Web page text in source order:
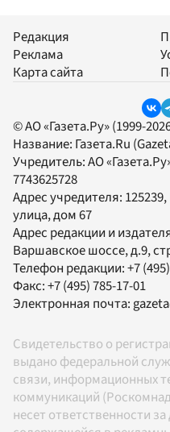
Редакция
Реклама
Карта сайта
© АО «Газета.Ру» (1999-
Название: Газета.Ru
Учредитель:АО
7743625728
Адрес учредителя:
улица, дом 67
Адрес редакции и
Варшавское шоссе, д.9,
Телефон редакции:+7
Факс:+7 (495) 785-17-01
Электронная почта:
Свидетельство о
выдано федеральной
связи, информационных
коммуникаций
несет ответственности